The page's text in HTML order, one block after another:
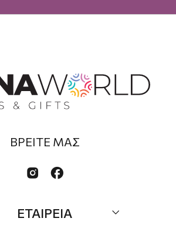
ΒΡΕΙΤΕ ΜΑΣ
 
ΕΤΑΙΡΕΙΑ